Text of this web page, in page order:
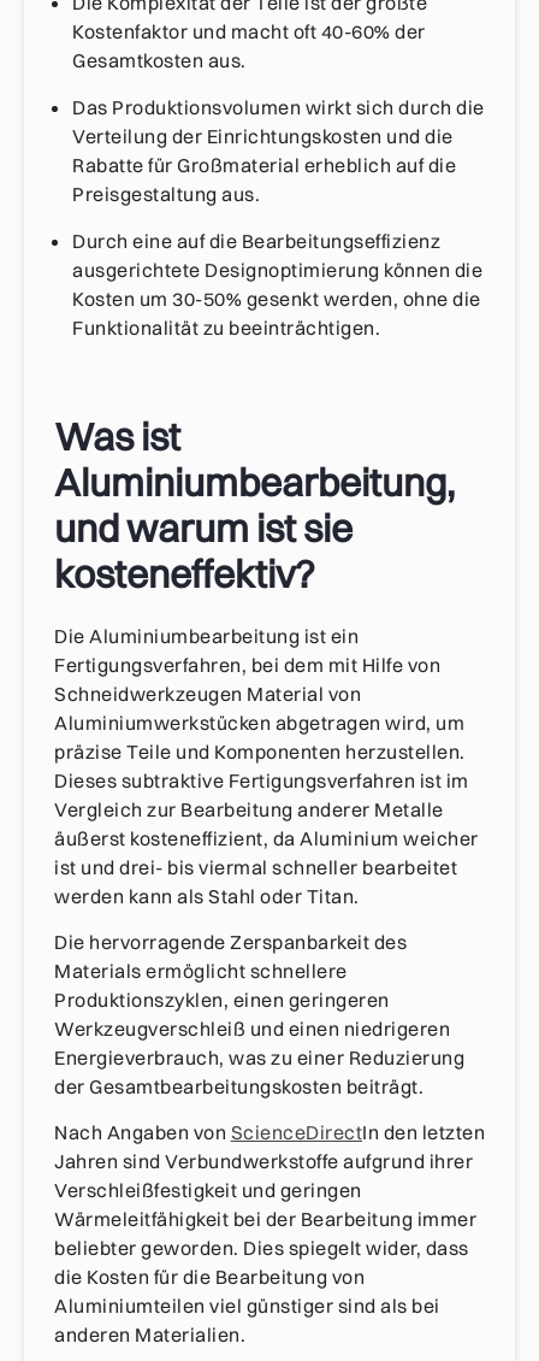
Kostenfaktor und macht oft 40-60% der
Gesamtkosten aus.
Das Produktionsvolumen wirkt sich durch die
Verteilung der Einrichtungskosten und die
Rabatte für Großmaterial erheblich auf die
Preisgestaltung aus.
Durch eine auf die Bearbeitungseffizienz
ausgerichtete Designoptimierung können die
Kosten um 30-50% gesenkt werden, ohne die
Funktionalität zu beeinträchtigen.
Was ist
Aluminiumbearbeitung,
und warum ist sie
kosteneffektiv?
Die Aluminiumbearbeitung ist ein
Fertigungsverfahren, bei dem mit Hilfe von
Schneidwerkzeugen Material von
Aluminiumwerkstücken abgetragen wird, um
präzise Teile und Komponenten herzustellen.
Dieses subtraktive Fertigungsverfahren ist im
Vergleich zur Bearbeitung anderer Metalle
äußerst kosteneffizient, da Aluminium weicher
ist und drei- bis viermal schneller bearbeitet
werden kann als Stahl oder Titan.
Die hervorragende Zerspanbarkeit des
Materials ermöglicht schnellere
Produktionszyklen, einen geringeren
Werkzeugverschleiß und einen niedrigeren
Energieverbrauch, was zu einer Reduzierung
der Gesamtbearbeitungskosten beiträgt.
Nach Angaben von ScienceDirectIn den letzten
Jahren sind Verbundwerkstoffe aufgrund ihrer
Verschleißfestigkeit und geringen
Wärmeleitfähigkeit bei der Bearbeitung immer
beliebter geworden. Dies spiegelt wider, dass
die Kosten für die Bearbeitung von
Aluminiumteilen viel günstiger sind als bei
anderen Materialien.